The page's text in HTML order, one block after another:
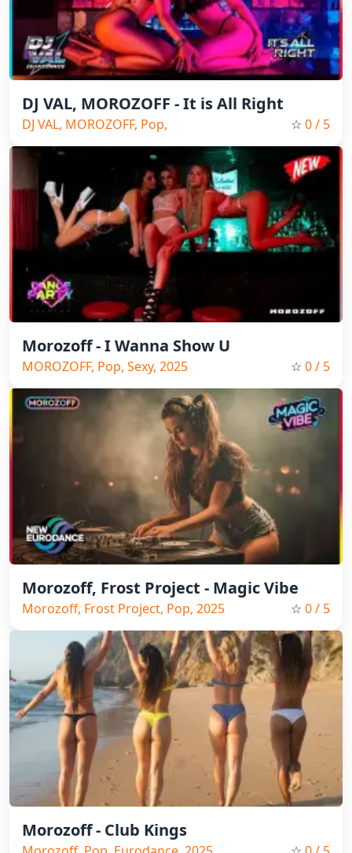
DJ VAL, MOROZOFF - It is All Right
DJ VAL, MOROZOFF, Pop,
Eurodance, 2025
☆ 0/ 5
Morozoff - I Wanna Show U
MOROZOFF, Pop, Sexy, 2025 ☆ 0/ 5
Morozoff, Frost Project - Magic Vibe
Morozoff, Frost Project, Pop, 2025 ☆ 0/ 5
Morozoff - Club Kings